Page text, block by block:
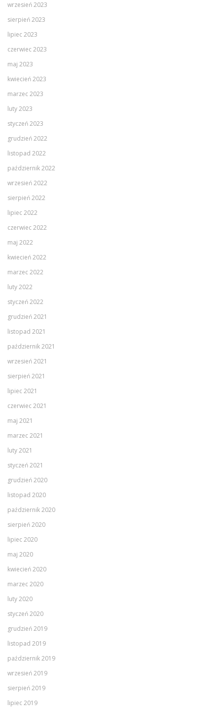
wrzesień 2023
sierpień 2023
lipiec 2023
czerwiec 2023
maj 2023
kwiecień 2023
marzec 2023
luty 2023
styczeń 2023
grudzień 2022
listopad 2022
październik 2022
wrzesień 2022
sierpień 2022
lipiec 2022
czerwiec 2022
maj 2022
kwiecień 2022
marzec 2022
luty 2022
styczeń 2022
grudzień 2021
listopad 2021
październik 2021
wrzesień 2021
sierpień 2021
lipiec 2021
czerwiec 2021
maj 2021
marzec 2021
luty 2021
styczeń 2021
grudzień 2020
listopad 2020
październik 2020
sierpień 2020
lipiec 2020
maj 2020
kwiecień 2020
marzec 2020
luty 2020
styczeń 2020
grudzień 2019
listopad 2019
październik 2019
wrzesień 2019
sierpień 2019
lipiec 2019